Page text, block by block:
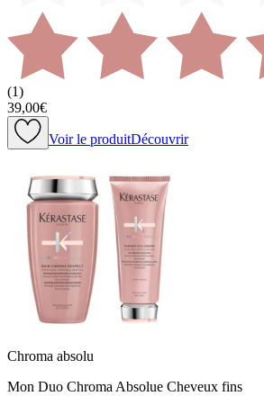
(1)
39,00€
Voir le produitDécouvrir
Chroma absolu
Mon Duo Chroma Absolue Cheveux fins